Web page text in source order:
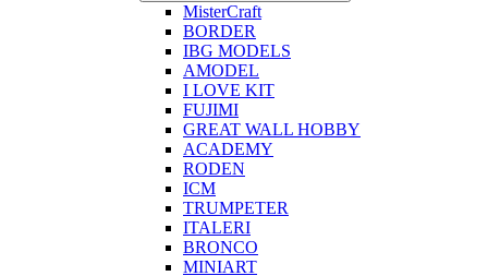
MisterCraft
BORDER
IBG MODELS
AMODEL
I LOVE KIT
FUJIMI
GREAT WALL HOBBY
ACADEMY
RODEN
ICM
TRUMPETER
ITALERI
BRONCO
MINIART